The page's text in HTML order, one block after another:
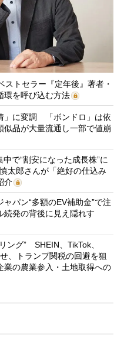
ストセラー『定年後』著者・
環を呼び込む方法
」に変調 「ボンドロ」は依
品が大量流通し一部で値崩
で“割安になった成長株”に
太郎さんが「絶好の仕込み
介
ャパン“多額のEV補助金”で注
発の背後に見え隠れす
ング” SHEIN、TikTok、
、トランプ関税の回避を狙
の農業参入・土地取得への